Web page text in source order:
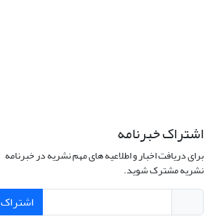
اشتراک خبرنامه
برای دریافت اخبار و اطلاعیه های مهم نشریه در خبرنامه
نشریه مشترک شوید.
اشتراک